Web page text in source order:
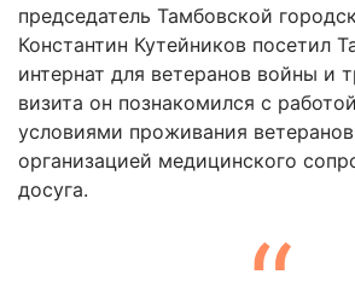
председатель Тамбовской
Константин Кутейников посетил
интернат для ветеранов войны и
визита он познакомился с
условиями проживания
организацией медицинского
досуга.